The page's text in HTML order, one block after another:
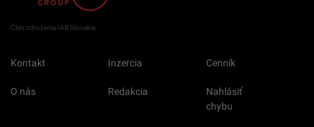
Člen združenia IAB Slovakia
Kontakt Inzercia Cenník
O nás Redakcia
Nahlásiť
chybu